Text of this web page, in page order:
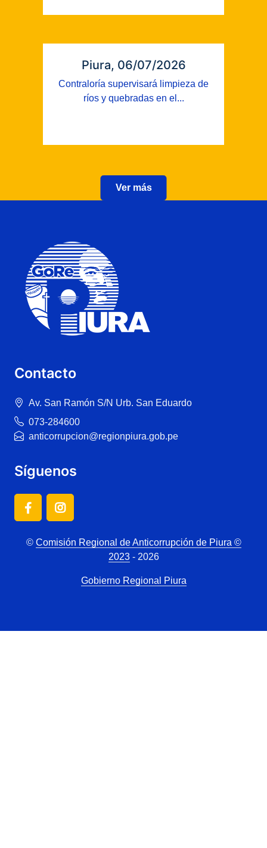
Piura, 06/07/2026
Contraloría supervisará limpieza de
ríos y quebradas en el...
Ver más
Contacto
Av. San Ramón S/N Urb. San Eduardo
073-284600
anticorrupcion@regionpiura.gob.pe
Síguenos
© Comisión Regional de Anticorrupción de Piura ©
2023- 2026
Gobierno Regional Piura